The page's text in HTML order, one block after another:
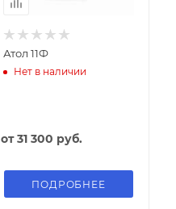
Атол 11Ф
Нет в наличии
от31 300 руб.
ПОДРОБНЕЕ